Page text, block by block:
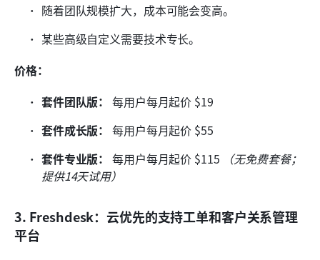
随着团队规模扩大，成本可能会变高。
某些高级自定义需要技术专长。
价格：
套件团队版： 每用户每月起价 $19
套件成长版： 每用户每月起价 $55
套件专业版： 每用户每月起价 $115
（无免费套餐；
提供14天试用）
3. Freshdesk：云优先的支持工单和客户关系管理
平台